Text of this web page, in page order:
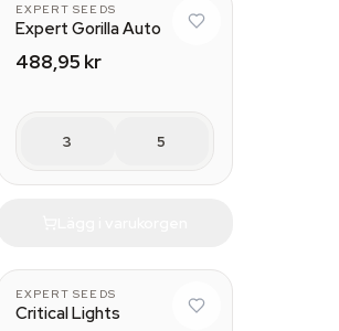
EXPERT SEEDS
Expert Gorilla Auto
488,95 kr
3 5
EXPERT SEEDS
Critical Lights